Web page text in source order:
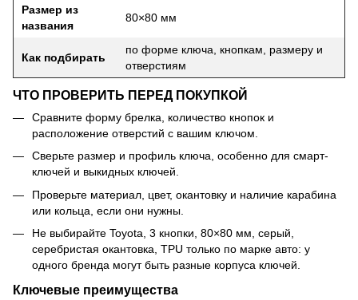
Размер из
названия
80×80 мм
Как подбирать
по форме ключа, кнопкам, размеру и
отверстиям
ЧТО ПРОВЕРИТЬ ПЕРЕД ПОКУПКОЙ
Сравните форму брелка, количество кнопок и
расположение отверстий с вашим ключом.
Сверьте размер и профиль ключа, особенно для смарт-
ключей и выкидных ключей.
Проверьте материал, цвет, окантовку и наличие карабина
или кольца, если они нужны.
Не выбирайте Toyota, 3 кнопки, 80×80 мм, серый,
серебристая окантовка, TPU только по марке авто: у
одного бренда могут быть разные корпуса ключей.
Ключевые преимущества